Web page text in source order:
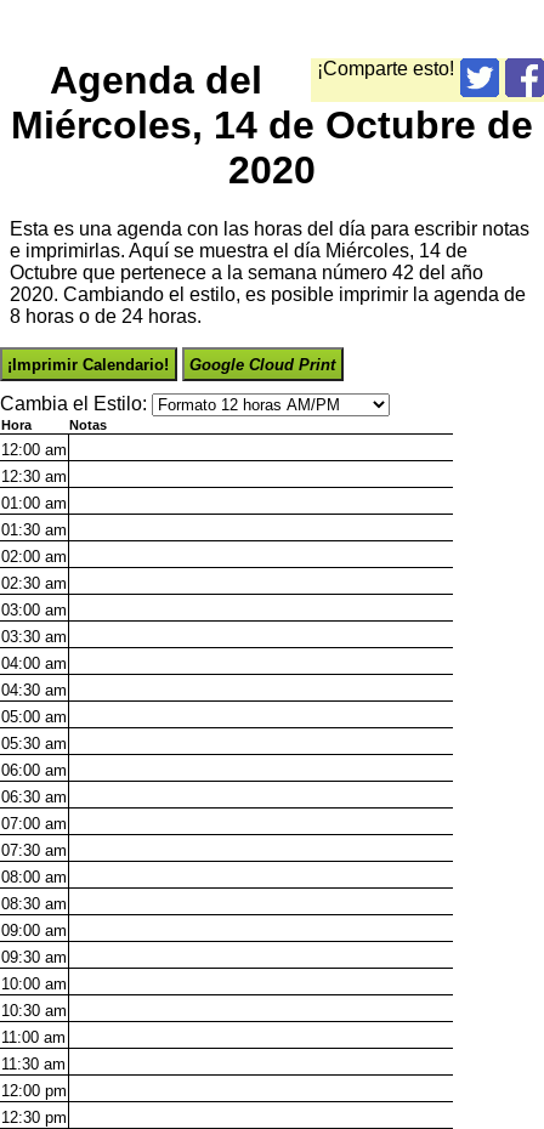
¡Comparte esto!
Agenda del
Miércoles, 14 de Octubre de
2020
Esta es una agenda con las horas del día para escribir notas
e imprimirlas. Aquí se muestra el día Miércoles, 14 de
Octubre que pertenece a la semana número 42 del año
2020. Cambiando el estilo, es posible imprimir la agenda de
8 horas o de 24 horas.
¡Imprimir Calendario! Google Cloud Print
Cambia el Estilo:
Hora Notas
12:00 am
12:30 am
01:00 am
01:30 am
02:00 am
02:30 am
03:00 am
03:30 am
04:00 am
04:30 am
05:00 am
05:30 am
06:00 am
06:30 am
07:00 am
07:30 am
08:00 am
08:30 am
09:00 am
09:30 am
10:00 am
10:30 am
11:00 am
11:30 am
12:00 pm
12:30 pm